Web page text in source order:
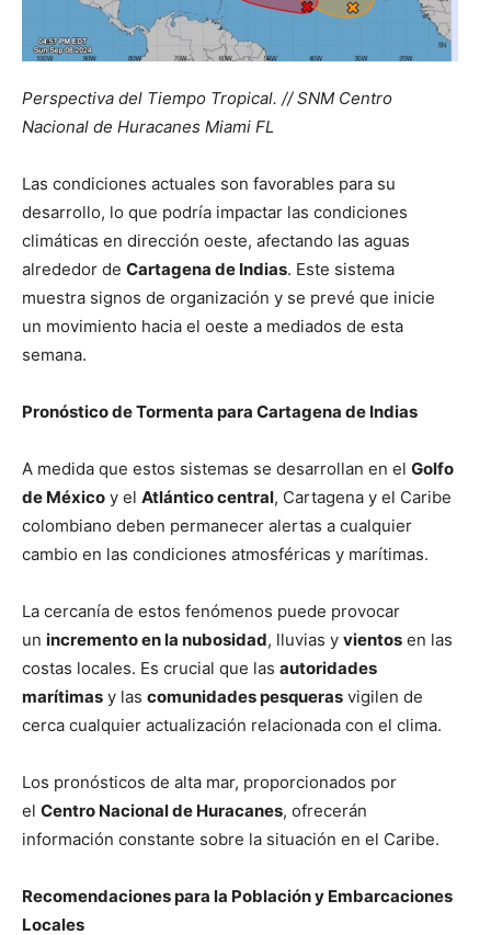
Perspectiva del Tiempo Tropical. // SNM Centro
Nacional de Huracanes Miami FL
Las condiciones actuales son favorables para su
desarrollo, lo que podría impactar las condiciones
climáticas en dirección oeste, afectando las aguas
alrededor de Cartagena de Indias. Este sistema
muestra signos de organización y se prevé que inicie
un movimiento hacia el oeste a mediados de esta
semana.
Pronóstico de Tormenta para Cartagena de Indias
A medida que estos sistemas se desarrollan en el Golfo
de México y el Atlántico central, Cartagena y el Caribe
colombiano deben permanecer alertas a cualquier
cambio en las condiciones atmosféricas y marítimas.
La cercanía de estos fenómenos puede provocar
un incremento en la nubosidad, lluvias y vientos en las
costas locales. Es crucial que las autoridades
marítimas y las comunidades pesqueras vigilen de
cerca cualquier actualización relacionada con el clima.
Los pronósticos de alta mar, proporcionados por
el Centro Nacional de Huracanes, ofrecerán
información constante sobre la situación en el Caribe.
Recomendaciones para la Población y Embarcaciones
Locales